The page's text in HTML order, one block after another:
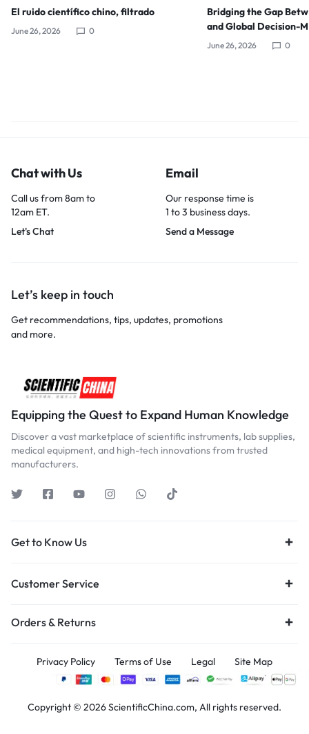
El ruido científico chino, filtrado
June 26, 2026 0
Bridging the Gap
and Global Decision-
June 26, 2026 0
Chat with Us
Call us from 8am to
12am ET.
Let's Chat
Email
Our response time is
1 to 3 business days.
Send a Message
Let’s keep in touch
Get recommendations, tips, updates, promotions
and more.
Equipping the Quest to Expand Human Knowledge
Discover a vast marketplace of scientific instruments, lab supplies,
medical equipment, and high-tech innovations from trusted
manufacturers.
Get to Know Us
Customer Service
Orders & Returns
Privacy Policy Terms of Use Legal Site Map
Copyright © 2026 ScientificChina.com, All rights reserved.